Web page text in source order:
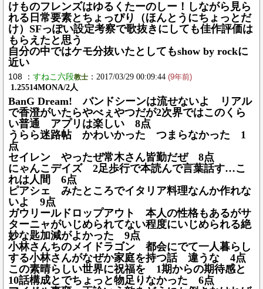
けものフレンズはゆるくたーのしー！しながら見ら
れる日常要素とちょっぴり（ほんとうにちょっとだ
け）SFっぽい設定考察で歌抜きにしても佳作評価は
もらえたと思う
自分の中ではケモ分抜いたとしてもshow by rockに
近い
108 ： すねこ六段教士 ：2017/03/29 00:09:44 (9年前)
1.25514MONA/2人
BanG Dream! バンドシーンは流せないよ リアル
で香澄がいたらやべぇやつだが2次界ではこのくら
い普通 アプリは楽しい 8点
うらら迷路帖 かわいかった つまらなかった 1
点
セイレン やったぜ常木さん皆勤だぜ 8点
にゃんこデイズ 2足歩行で本読んで言葉話す…こ
れは人間 6点
ピアシェ みたところでイタリア料理なんか作れな
いよ 9点
ガウリールドロップアウト 本人の性格もあるがサ
ターニャがいじめられてない程度にいじめられる絶
妙な匙加減がよかった 9点
小林さんちのメイドラゴン 都会にでて一人暮らし
する小林さんがなぜか家庭を持つ話 違うな 4点
この素晴らしい世界に祝福を 1期からの期待感と
10話構成とでちょっと物足りなかった 6点